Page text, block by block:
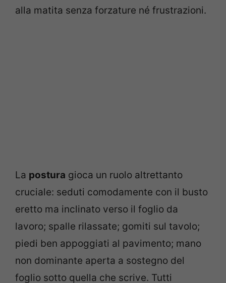
alla matita senza forzature né frustrazioni.
La postura gioca un ruolo altrettanto
cruciale: seduti comodamente con il busto
eretto ma inclinato verso il foglio da
lavoro; spalle rilassate; gomiti sul tavolo;
piedi ben appoggiati al pavimento; mano
non dominante aperta a sostegno del
foglio sotto quella che scrive. Tutti